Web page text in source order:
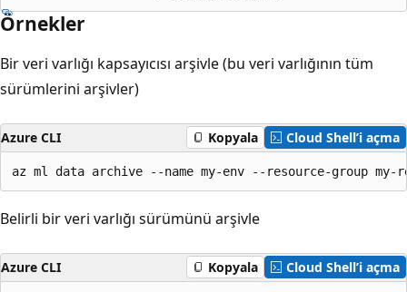
Örnekler
Bir veri varlığı kapsayıcısı arşivle (bu veri varlığının tüm
sürümlerini arşivler)
Azure CLI Kopyala Cloud Shell’i açma
az ml data archive --name my-env --resource-group my-
Belirli bir veri varlığı sürümünü arşivle
Azure CLI Kopyala Cloud Shell’i açma